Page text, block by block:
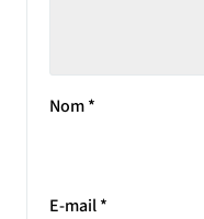
Nom*
E-mail*